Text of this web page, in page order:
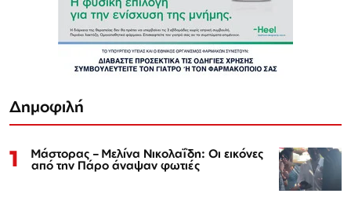
Δημοφιλή
1 Μάστορας – Μελίνα Νικολαΐδη: Οι εικόνες
από την Πάρο άναψαν φωτιές